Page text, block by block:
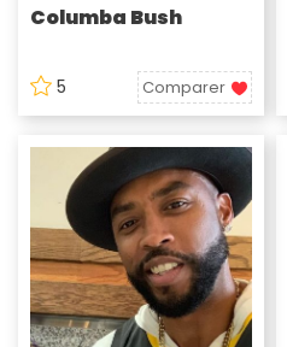
Columba Bush
5 Comparer